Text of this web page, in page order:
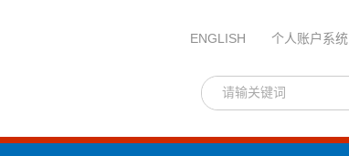
ENGLISH 个人账户系统